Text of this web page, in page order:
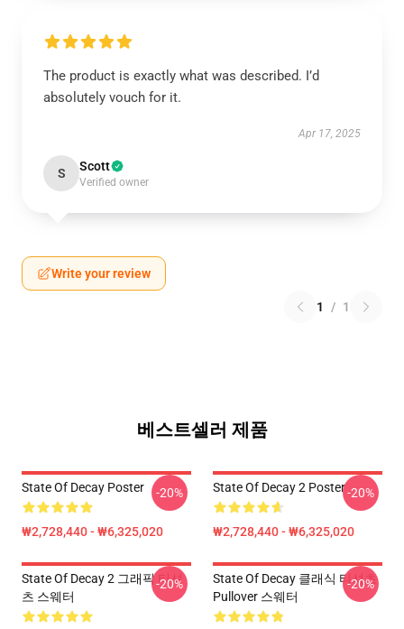
The product is exactly what was described. I’d
absolutely vouch for it.
Apr 17, 2025
S Scott
Verified owner
Write your review
1 / 1
베스트셀러 제품
State Of Decay Poster
₩2,728,440 - ₩6,325,020
-20% State Of Decay 2 Poster
₩2,728,440 - ₩6,325,020
-20%
State Of Decay 2 그래픽 티셔
츠 스웨터
-20%
State Of Decay 클래식 티셔츠
Pullover 스웨터
-20%